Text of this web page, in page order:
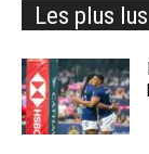
Les plus lus